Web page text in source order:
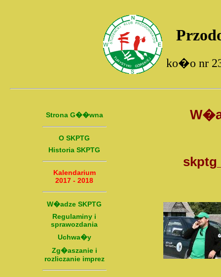
ko�o nr
Strona G��wna
O SKPTG
Historia SKPTG
Kalendarium
2017 - 2018
W�adze SKPTG
Regulaminy i
sprawozdania
Uchwa�y
Zg�aszanie i
rozliczanie imprez